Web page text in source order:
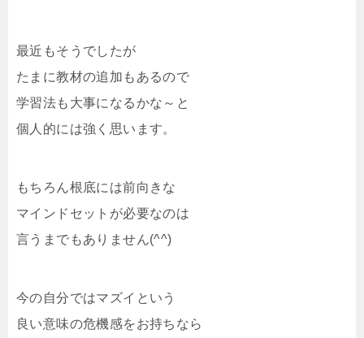
最近もそうでしたが
たまに教材の追加もあるので
学習法も大事になるかな～と
個人的には強く思います。
もちろん根底には前向きな
マインドセットが必要なのは
言うまでもありません(^^)
今の自分ではマズイという
良い意味の危機感をお持ちなら